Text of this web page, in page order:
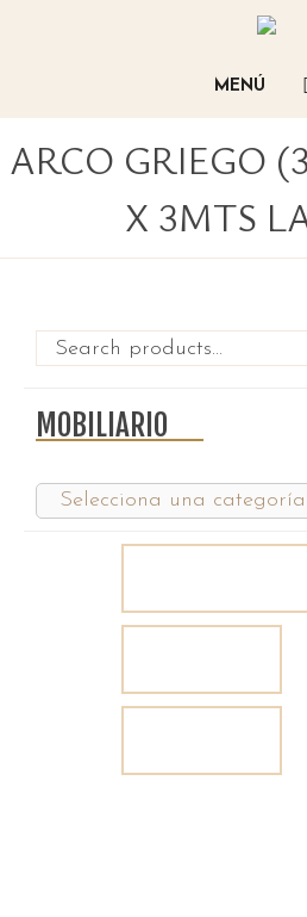
ARCO GRIEGO
X 3MTS
MOBILIARIO